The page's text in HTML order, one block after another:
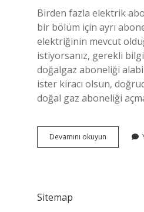
Birden fazla elektrik
bir bölüm için ayrı
elektriğinin mevcut
istiyorsanız, gerekli
doğalgaz aboneliği
ister kiracı olsun,
doğal gaz aboneliği
Devamını okuyun
Tane
Sitemap